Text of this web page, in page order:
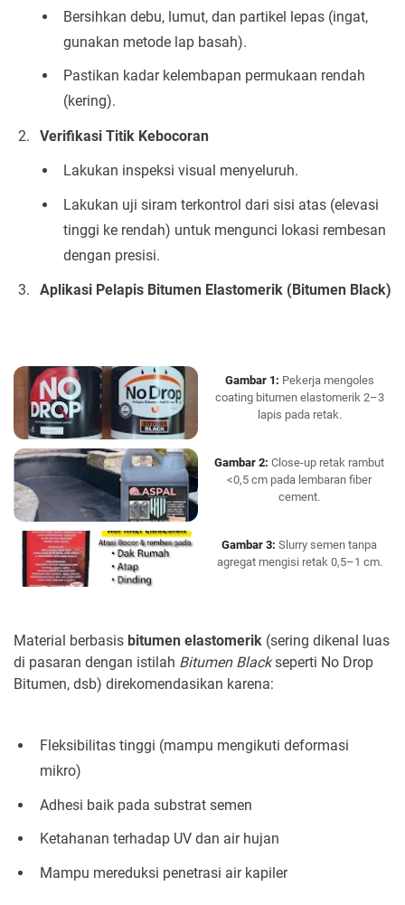
Bersihkan debu, lumut, dan partikel lepas (ingat,
gunakan metode lap basah).
Pastikan kadar kelembapan permukaan rendah
(kering).
Verifikasi Titik Kebocoran
Lakukan inspeksi visual menyeluruh.
Lakukan uji siram terkontrol dari sisi atas (elevasi
tinggi ke rendah) untuk mengunci lokasi rembesan
dengan presisi.
Aplikasi Pelapis Bitumen Elastomerik (Bitumen Black)
Gambar 1: Pekerja mengoles
coating bitumen elastomerik 2–3
lapis pada retak.
Gambar 2: Close-up retak rambut
<0,5 cm pada lembaran fiber
cement.
Gambar 3: Slurry semen tanpa
agregat mengisi retak 0,5–1 cm.
Material berbasis bitumen elastomerik (sering dikenal luas
di pasaran dengan istilah Bitumen Blackseperti No Drop
Bitumen, dsb) direkomendasikan karena:
Fleksibilitas tinggi (mampu mengikuti deformasi
mikro)
Adhesi baik pada substrat semen
Ketahanan terhadap UV dan air hujan
Mampu mereduksi penetrasi air kapiler